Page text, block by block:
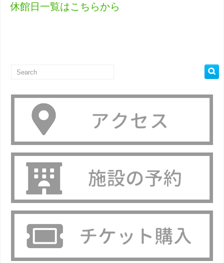
休館日一覧はこちらから